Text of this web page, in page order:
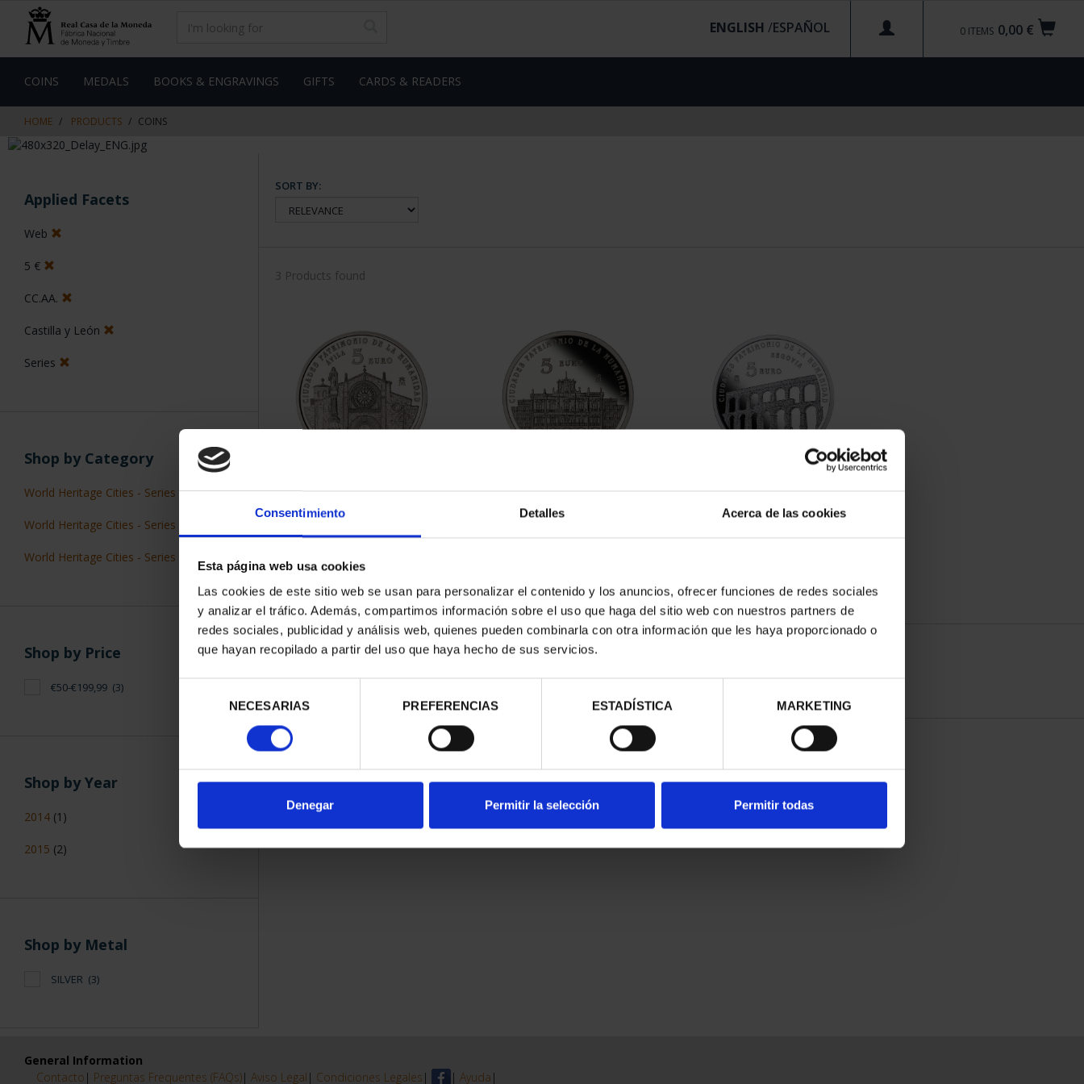
Consentimiento Detalles Acerca de las cookies
Esta página web usa cookies
Las cookies de este sitio web se usan para personalizar el contenido y los anuncios, ofrecer funciones de redes sociales
y analizar el tráfico. Además, compartimos información sobre el uso que haga del sitio web con nuestros partners de
redes sociales, publicidad y análisis web, quienes pueden combinarla con otra información que les haya proporcionado o
que hayan recopilado a partir del uso que haya hecho de sus servicios.
consentimiento
NECESARIAS PREFERENCIAS ESTADÍSTICA MARKETING
Denegar Permitir la selección Permitir todas
content
navigation
menu
0,00 €
0 ITEMS
ENGLISH /
COINS MEDALS BOOKS & ENGRAVINGS GIFTS CARDS & READERS
HOME PRODUCTS COINS
Applied Facets
Web
5 €
CC.AA.
Castilla y León
Series
Shop by Category
World Heritage Cities - Series I (1)
World Heritage Cities - Series II
World Heritage Cities - Series III
Shop by Price
€50-€199,99 (3)
Shop by Year
2014 (1)
2015 (2)
Shop by Metal
SILVER (3)
SORT BY:
3 Products found
WORLD HERITAGE CITIES -
€73.00
WORLD HERITAGE CITIES II -
SALAMANCA
€73.00
WORLD HERITAGE CITIES III -
SEGOVIA
€73.00
SORT BY:
General Information
Contacto | Preguntas Frequentes (FAQs)| Aviso Legal | Condiciones Legales | | Ayuda |